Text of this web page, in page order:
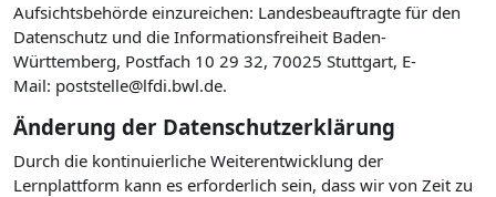
Aufsichtsbehörde einzureichen: Landesbeauftragte für den
Datenschutz und die Informationsfreiheit Baden-
Württemberg, Postfach 10 29 32, 70025 Stuttgart, E-
Mail: poststelle@lfdi.bwl.de.
Änderung der Datenschutzerklärung
Durch die kontinuierliche Weiterentwicklung der
Lernplattform kann es erforderlich sein, dass wir von Zeit zu